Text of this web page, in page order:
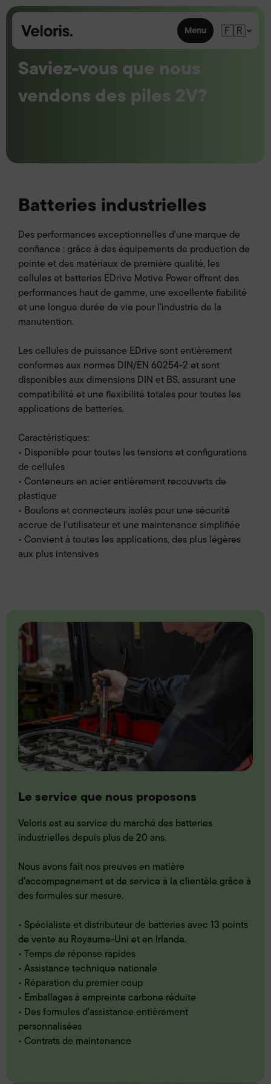
Skip to content
Menu 🇫🇷
Saviez-vous que nous
vendons des piles 2V?
Batteries industrielles
Des performances exceptionnelles d'une marque de
confiance : grâce à des équipements de production de
pointe et des matériaux de première qualité, les
cellules et batteries EDrive Motive Power offrent des
performances haut de gamme, une excellente fiabilité
et une longue durée de vie pour l'industrie de la
manutention.
Les cellules de puissance EDrive sont entièrement
conformes aux normes DIN/EN 60254-2 et sont
disponibles aux dimensions DIN et BS, assurant une
compatibilité et une flexibilité totales pour toutes les
applications de batteries.
Caractéristiques:
• Disponible pour toutes les tensions et configurations
de cellules
• Conteneurs en acier entièrement recouverts de
plastique
• Boulons et connecteurs isolés pour une sécurité
accrue de l'utilisateur et une maintenance simplifiée
• Convient à toutes les applications, des plus légères
aux plus intensives
Le service que nous proposons
Veloris est au service du marché des batteries
industrielles depuis plus de 20 ans.
Nous avons fait nos preuves en matière
d'accompagnement et de service à la clientèle grâce à
des formules sur mesure.
• Spécialiste et distributeur de batteries avec 13 points
de vente au Royaume-Uni et en Irlande.
• Temps de réponse rapides
• Assistance technique nationale
• Réparation du premier coup
• Emballages à empreinte carbone réduite
• Des formules d'assistance entièrement
personnalisées
• Contrats de maintenance